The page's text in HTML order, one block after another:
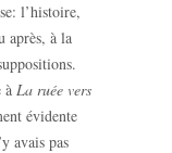
l’histoire,
après, à la
à La ruée vers
évidente
avais pas